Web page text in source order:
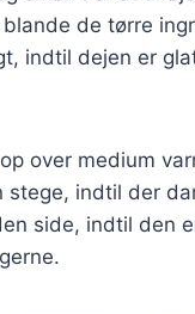
de tørre
indtil dejen er
over medium
indtil der
side, indtil den